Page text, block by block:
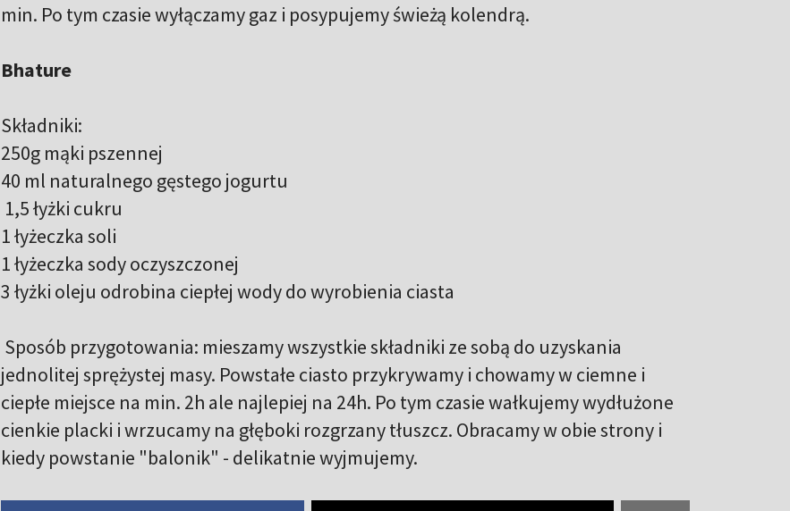
min. Po tym czasie wyłączamy gaz i posypujemy świeżą kolendrą.
Bhature
Składniki:
250g mąki pszennej
40 ml naturalnego gęstego jogurtu
1,5 łyżki cukru
1 łyżeczka soli
1 łyżeczka sody oczyszczonej
3 łyżki oleju odrobina ciepłej wody do wyrobienia ciasta
Sposób przygotowania: mieszamy wszystkie składniki ze sobą do uzyskania
jednolitej sprężystej masy. Powstałe ciasto przykrywamy i chowamy w ciemne i
ciepłe miejsce na min. 2h ale najlepiej na 24h. Po tym czasie wałkujemy wydłużone
cienkie placki i wrzucamy na głęboki rozgrzany tłuszcz. Obracamy w obie strony i
kiedy powstanie "balonik" - delikatnie wyjmujemy.